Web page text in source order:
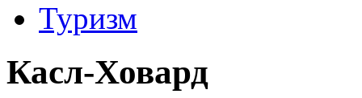
Туризм
Касл-Ховард